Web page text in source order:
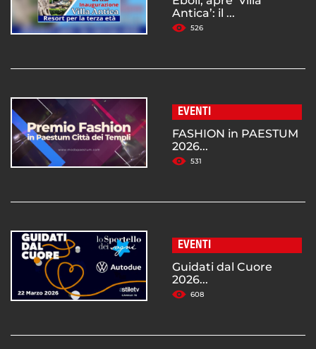
Antica’: il ...
526
EVENTI
FASHION in PAESTUM
2026...
531
EVENTI
Guidati dal Cuore
2026...
608